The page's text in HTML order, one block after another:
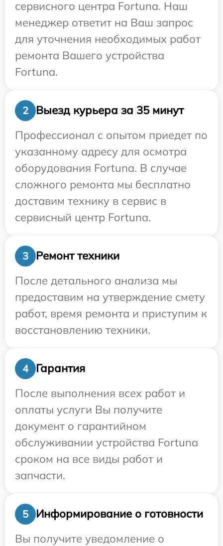
сервисного центра Fortuna. Наш
менеджер ответит на Ваш запрос
для уточнения необходимых работ
ремонта Вашего устройства
Fortuna.
2
Выезд курьера за 35 минут
Профессионал с опытом приедет по
указанному адресу для осмотра
оборудования Fortuna. В случае
сложного ремонта мы бесплатно
доставим технику в сервис в
сервисный центр Fortuna.
3
Ремонт техники
После детального анализа мы
предоставим на утверждение смету
работ, время ремонта и приступим к
восстановлению техники.
4
Гарантия
После выполнения всех работ и
оплаты услуги Вы получите
документ о гарантийном
обслуживании устройства Fortuna
сроком на все виды работ и
запчасти.
5
Информирование о готовности
Вы получите уведомление о